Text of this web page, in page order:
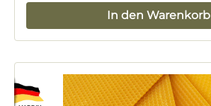
In den Warenkorb